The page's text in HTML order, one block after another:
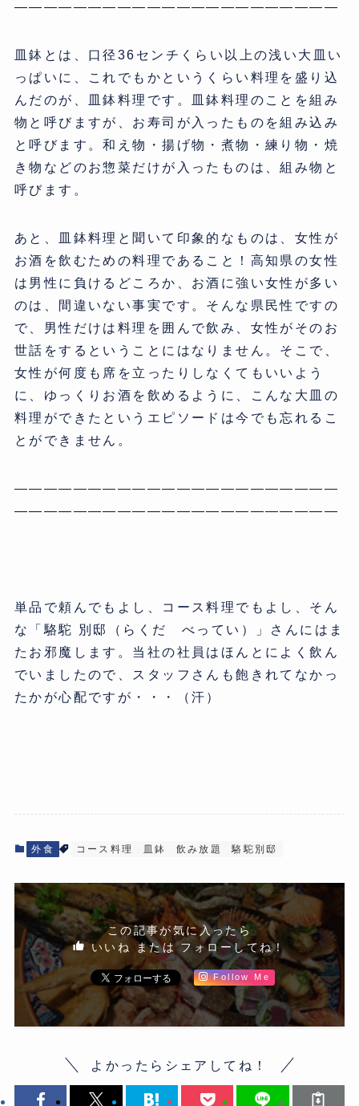
——————————————————————
皿鉢とは、口径36センチくらい以上の浅い大皿い
っぱいに、これでもかというくらい料理を盛り込
んだのが、皿鉢料理です。皿鉢料理のことを組み
物と呼びますが、お寿司が入ったものを組み込み
と呼びます。和え物・揚げ物・煮物・練り物・焼
き物などのお惣菜だけが入ったものは、組み物と
呼びます。
あと、皿鉢料理と聞いて印象的なものは、女性が
お酒を飲むための料理であること！高知県の女性
は男性に負けるどころか、お酒に強い女性が多い
のは、間違いない事実です。そんな県民性ですの
で、男性だけは料理を囲んで飲み、女性がそのお
世話をするということにはなりません。そこで、
女性が何度も席を立ったりしなくてもいいよう
に、ゆっくりお酒を飲めるように、こんな大皿の
料理ができたというエピソードは今でも忘れるこ
とができません。
——————————————————————
——————————————————————
単品で頼んでもよし、コース料理でもよし、そん
な「駱駝 別邸（らくだ べってい）」さんにはま
たお邪魔します。当社の社員はほんとによく飲ん
でいましたので、スタッフさんも飽きれてなかっ
たかが心配ですが・・・（汗）
外食 コース料理 皿鉢 飲み放題 駱駝別邸
この記事が気に入ったら
いいね または フォローしてね！
Follow Me
よかったらシェアしてね！